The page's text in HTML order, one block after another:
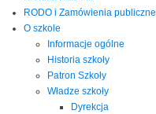
RODO i Zamówienia publiczne
O szkole
Informacje ogólne
Historia szkoły
Patron Szkoły
Władze szkoły
Dyrekcja